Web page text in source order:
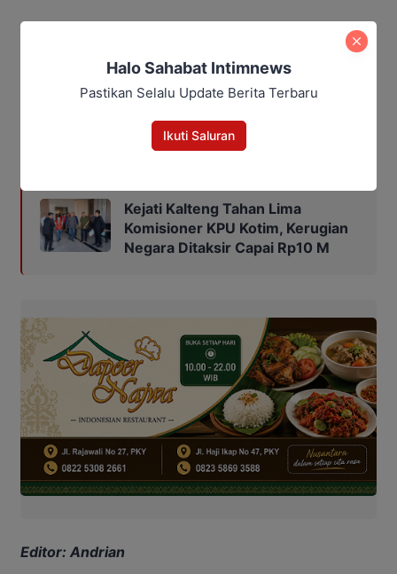
“Petani tidak perlu sepenuhnya bergantung pada
cara lama. Ini saatnya kita melangkah ke pertanian
modern. Selain efisien, ini juga jadi bukti bahwa kita
serius membangun ketahanan pangan dari tingkat
Kejati Kalteng Tahan Lima
Komisioner KPU Kotim, Kerugian
Negara Ditaksir Capai Rp10 M
Editor: Andrian
Halo Sahabat Intimnews
Pastikan Selalu Update Berita Terbaru
Ikuti Saluran